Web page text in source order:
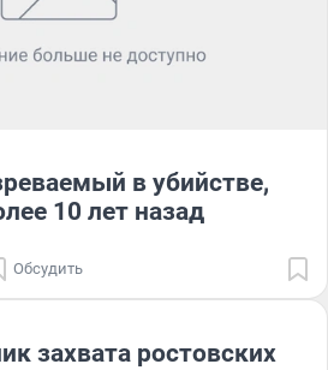
в убийстве,
10 лет назад
Обсудить
захвата ростовских